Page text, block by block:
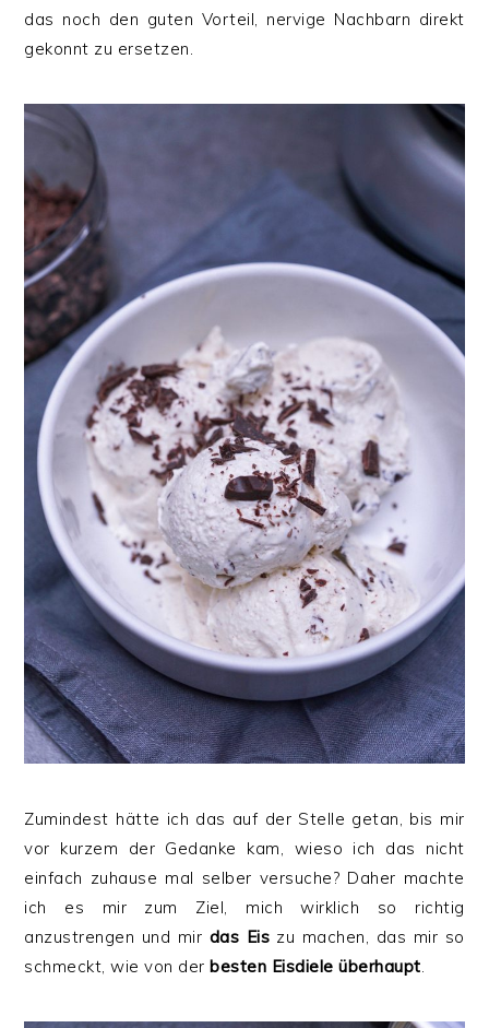
das noch den guten Vorteil, nervige Nachbarn direkt
gekonnt zu ersetzen.
Zumindest hätte ich das auf der Stelle getan, bis mir
vor kurzem der Gedanke kam, wieso ich das nicht
einfach zuhause mal selber versuche? Daher machte
ich es mir zum Ziel, mich wirklich so richtig
anzustrengen und mir das Eis zu machen, das mir so
schmeckt, wie von der besten Eisdiele überhaupt.